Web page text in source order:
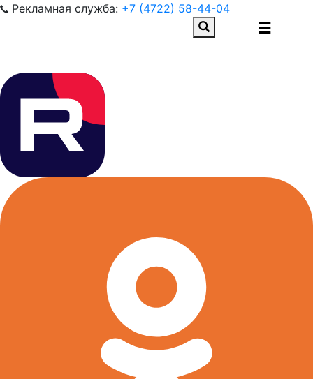
Рекламная служба: +7 (4722) 58-44-04